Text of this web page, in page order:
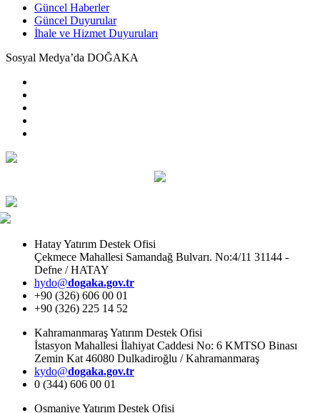
Güncel Haberler
Güncel Duyurular
İhale ve Hizmet Duyuruları
Sosyal Medya’da DOĞAKA
Hatay Yatırım Destek Ofisi
Çekmece Mahallesi Samandağ Bulvarı. No:4/11 31144 -
Defne / HATAY
hydo@dogaka.gov.tr
+90 (326) 606 00 01
+90 (326) 225 14 52
Kahramanmaraş Yatırım Destek Ofisi
İstasyon Mahallesi İlahiyat Caddesi No: 6 KMTSO Binası
Zemin Kat 46080 Dulkadiroğlu / Kahramanmaraş
kydo@dogaka.gov.tr
0 (344) 606 00 01
Osmaniye Yatırım Destek Ofisi